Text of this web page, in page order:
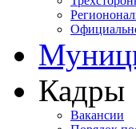
Кадры
Вакансии